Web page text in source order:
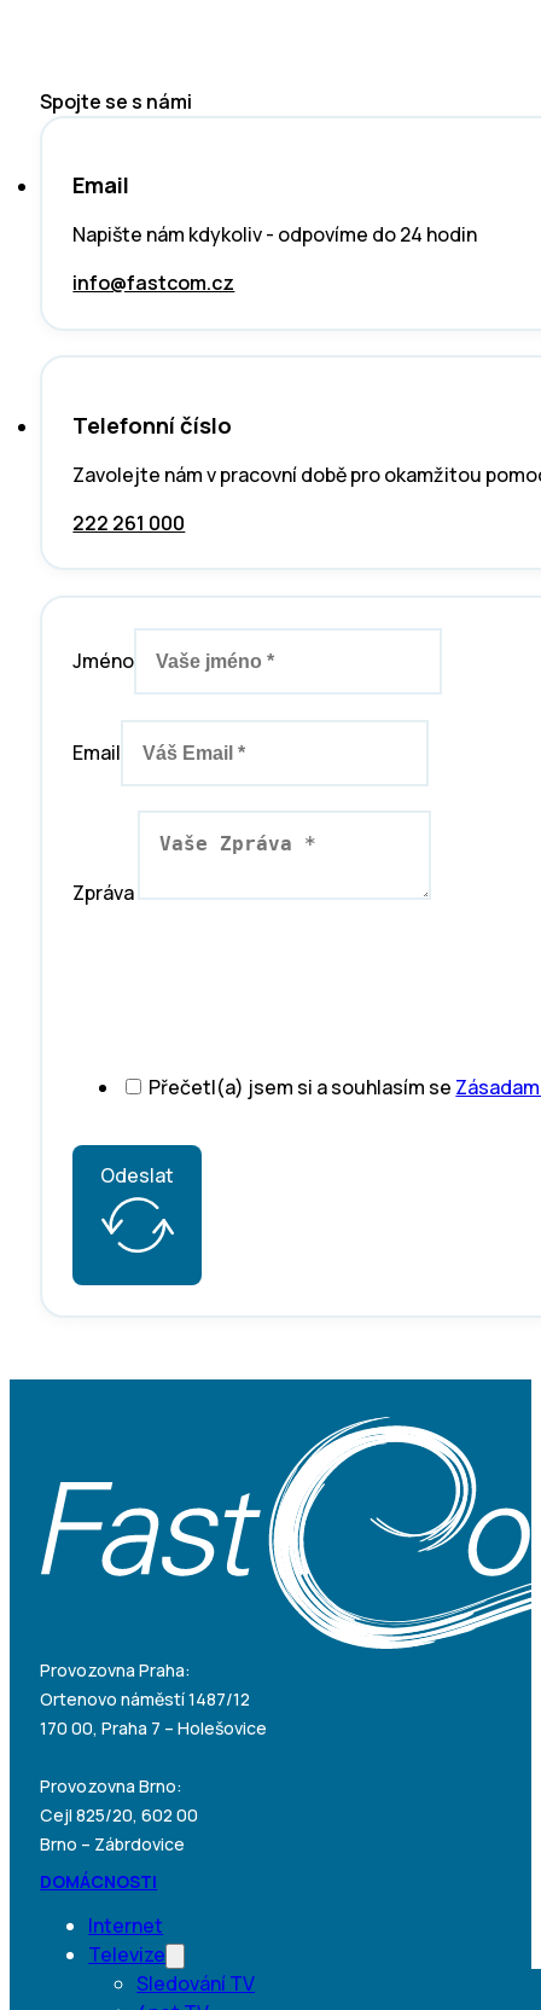
Spojte se s námi
Email
Napište nám kdykoliv - odpovíme do 24 hodin
info@fastcom.cz
Telefonní číslo
Zavolejte nám v pracovní době pro okamžitou
222 261 000
Jméno
Email
Zpráva
Přečetl(a) jsem si a souhlasím se
Odeslat
Provozovna Praha:
Ortenovo náměstí 1487/12
170 00, Praha 7 – Holešovice
Provozovna Brno:
Cejl 825/20, 602 00
Brno – Zábrdovice
DOMÁCNOSTI
Internet
Televize
Sledování TV